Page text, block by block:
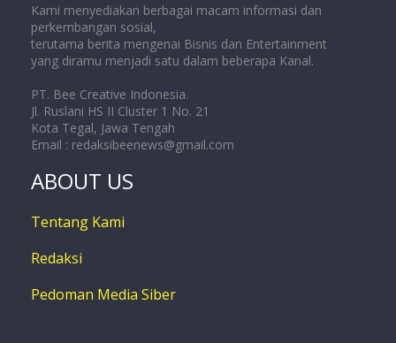
Kami menyediakan berbagai macam informasi dan
perkembangan sosial,
terutama berita mengenai Bisnis dan Entertainment
yang diramu menjadi satu dalam beberapa Kanal.
PT. Bee Creative Indonesia.
Jl. Ruslani HS II Cluster 1 No. 21
Kota Tegal, Jawa Tengah
Email : redaksibeenews@gmail.com
ABOUT US
Tentang Kami
Redaksi
Pedoman Media Siber